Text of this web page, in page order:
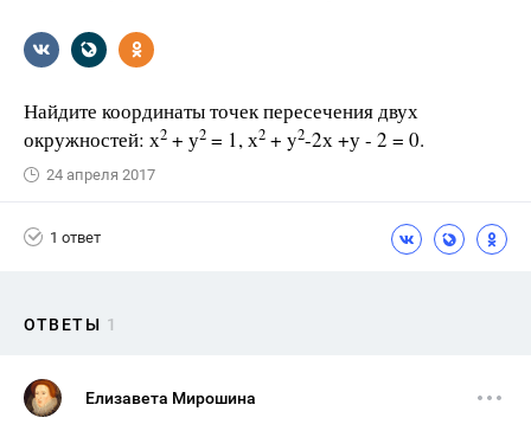
Найдите координаты точек пересечения двух
окружностей: х2 + у2 = 1, х2 + y2-2х +у - 2 = 0.
24 апреля 2017
1 ответ
ОТВЕТЫ 1
Елизавета Мирошина